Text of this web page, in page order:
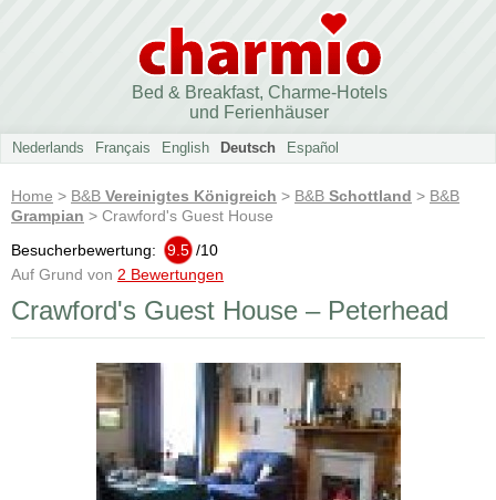
Bed & Breakfast, Charme-Hotels
und Ferienhäuser
Nederlands Français English Deutsch Español
Home > B&B Vereinigtes Königreich > B&B Schottland > B&B
Grampian > Crawford's Guest House
Besucherbewertung:
9.5 /10
Auf Grund von 2 Bewertungen
Crawford's Guest House – Peterhead